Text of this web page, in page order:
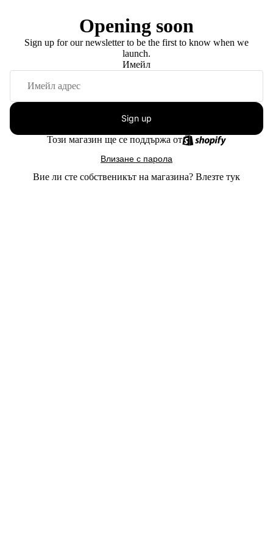
Opening soon
Sign up for our newsletter to be the first to know when we
launch.
Имейл
Sign up
Този магазин ще се поддържа от
Влизане с парола
Вие ли сте собственикът на магазина? Влезте тук